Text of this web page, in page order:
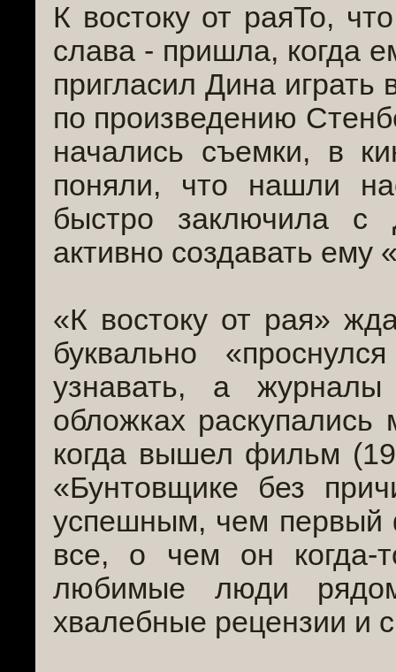
К востоку от раяТо,
слава - пришла, когда
пригласил Дина
по произведению
начались съемки, в
поняли, что нашли
быстро заключила с
активно создавать ему
«К востоку от рая»
буквально
узнавать, а
обложках
когда вышел фильм
«Бунтовщике без
успешным, чем
все, о чем он когда-
любимые люди
хвалебные рецензии и